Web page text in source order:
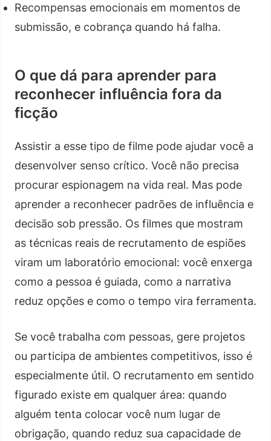
Recompensas emocionais em momentos de
submissão, e cobrança quando há falha.
O que dá para aprender para
reconhecer influência fora da
ficção
Assistir a esse tipo de filme pode ajudar você a
desenvolver senso crítico. Você não precisa
procurar espionagem na vida real. Mas pode
aprender a reconhecer padrões de influência e
decisão sob pressão. Os filmes que mostram
as técnicas reais de recrutamento de espiões
viram um laboratório emocional: você enxerga
como a pessoa é guiada, como a narrativa
reduz opções e como o tempo vira ferramenta.
Se você trabalha com pessoas, gere projetos
ou participa de ambientes competitivos, isso é
especialmente útil. O recrutamento em sentido
figurado existe em qualquer área: quando
alguém tenta colocar você num lugar de
obrigação, quando reduz sua capacidade de